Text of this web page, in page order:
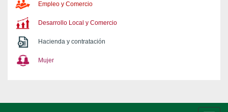
Empleo y Comercio
Desarrollo Local y Comercio
Hacienda y contratación
Mujer